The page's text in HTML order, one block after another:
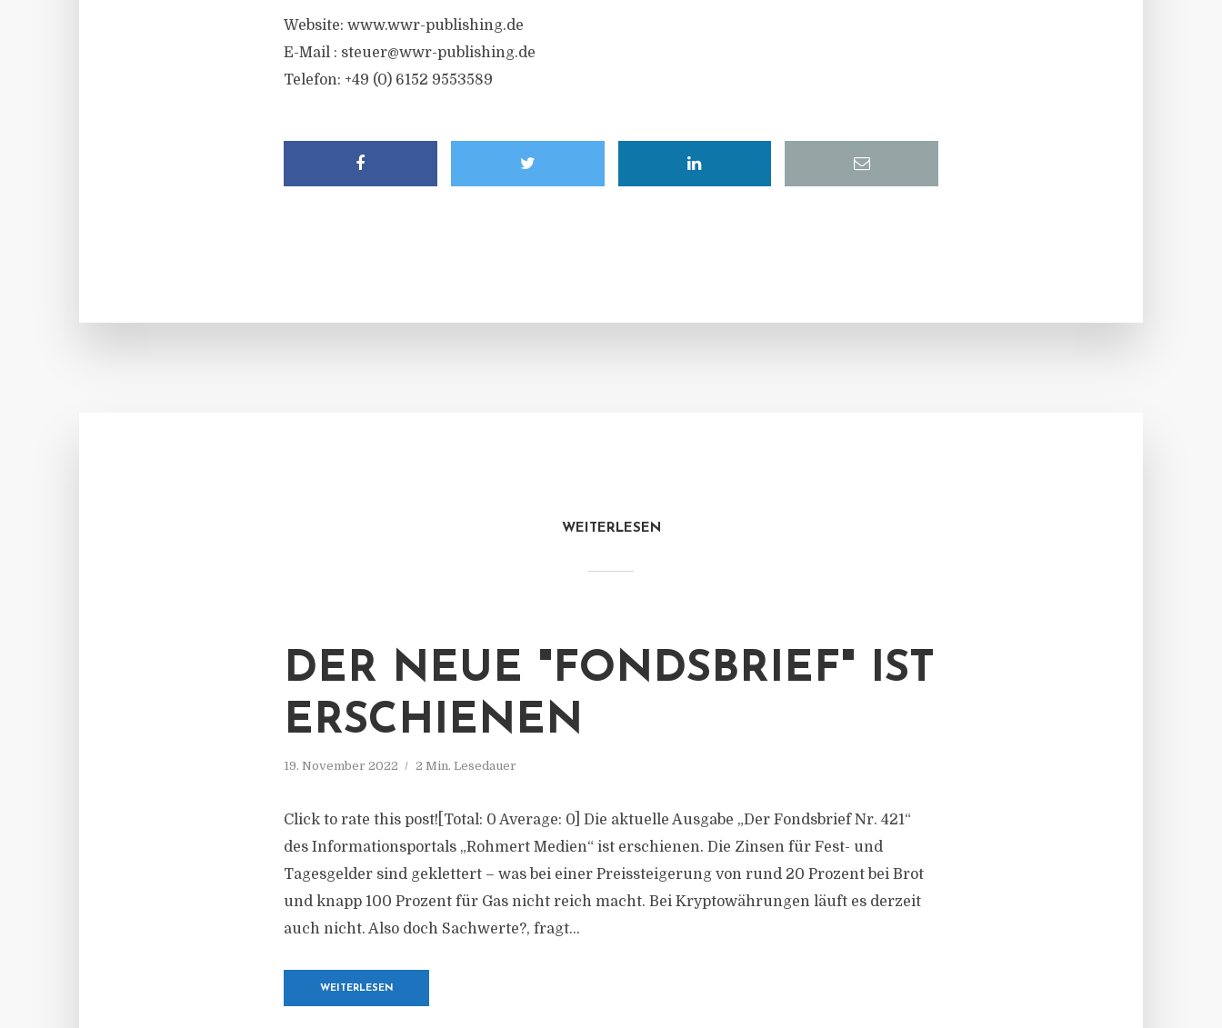
Website: www.wwr-publishing.de
E-Mail : steuer@wwr-publishing.de
Telefon: +49 (0) 6152 9553589
WEITERLESEN
DER NEUE "FONDSBRIEF" IST
ERSCHIENEN
19. November 2022 2 Min. Lesedauer
Click to rate this post![Total: 0 Average: 0] Die aktuelle Ausgabe „Der Fondsbrief Nr. 421“
des Informationsportals „Rohmert Medien“ ist erschienen. Die Zinsen für Fest- und
Tagesgelder sind geklettert – was bei einer Preissteigerung von rund 20 Prozent bei Brot
und knapp 100 Prozent für Gas nicht reich macht. Bei Kryptowährungen läuft es derzeit
auch nicht. Also doch Sachwerte?, fragt...
WEITERLESEN